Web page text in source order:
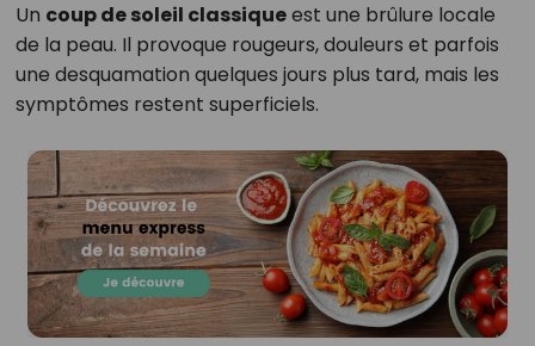
Un coup de soleil classiqueest une brûlure locale
de la peau. Il provoque rougeurs, douleurs et parfois
une desquamation quelques jours plus tard, mais les
symptômes restent superficiels.